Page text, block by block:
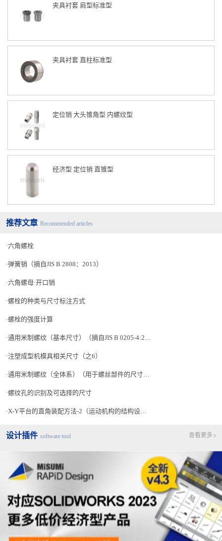
140
180
200
224
280
1. 公称直径为销孔直径
2.d 是从前端到
4.长度（
）可从粗线框内所覆盖的数值范围中选取，框内的数值表
5.头部不得显著偏出轴心范围。
夹具衬套 肩型标准型
夹具衬套 直柱标准型
定位销 大头锥角型 内螺纹型
经济型 定位销 直锥型
推荐文章 Recommended articles
六角螺栓
弹簧销（摘自JIS B 2808：2013）
六角螺母·开口销
螺栓的种类与尺寸标注方式
螺栓的强度计算
通用米制螺纹（基本尺寸）（摘自JIS B 0205-4:2001）
注塑成型机模具相关尺寸（之6）
通用米制螺纹（全体系）（用于螺丝部件的尺寸选择）
螺纹孔的识别及可选择的尺寸
X-Y平台的直角装配方法-2（运动机构的结构设计-29）
设计插件 software tool 查看更多